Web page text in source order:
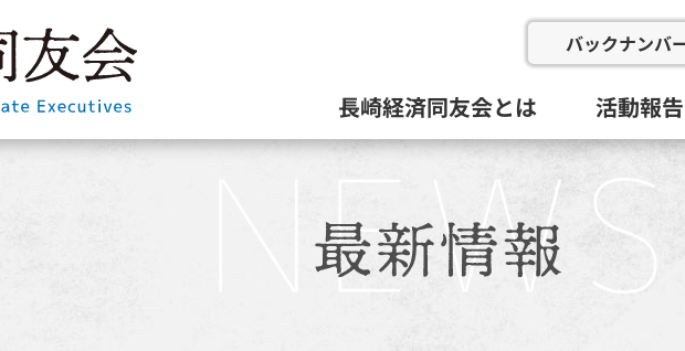
バックナンバ
長崎経済同友会とは 活動報告